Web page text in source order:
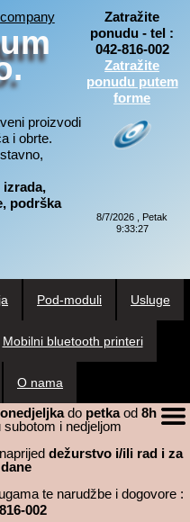
proizvodi
i obrte.
izrada,
podrška
Zatražite
ponudu - tel :
042-816-002
Zatražite
ponudu putem
forme
8/7/2026 , Petak
9:33:28
Pod-moduli Usluge
Mobilni bluetooth printeri
O nama
do petkaod 8h
i nedjeljom
dežurstvo i/ili rad i za
te narudžbe i dogovore :
002